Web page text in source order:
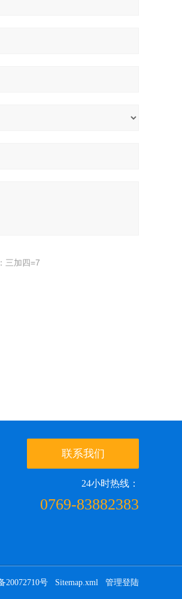
三加四=7
联系我们
24小时热线：
0769-83882383
20072710号 Sitemap.xml 管理登陆